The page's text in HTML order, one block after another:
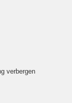
verbergen